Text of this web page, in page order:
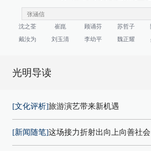
沈之荃 崔崑 顾诵芬 苏哲子
戴汝为
刘玉清 李幼平 魏正耀
光明导读
[文化评析]旅游演艺带来新机遇
[新闻随笔]这场接力折射出向上向善社